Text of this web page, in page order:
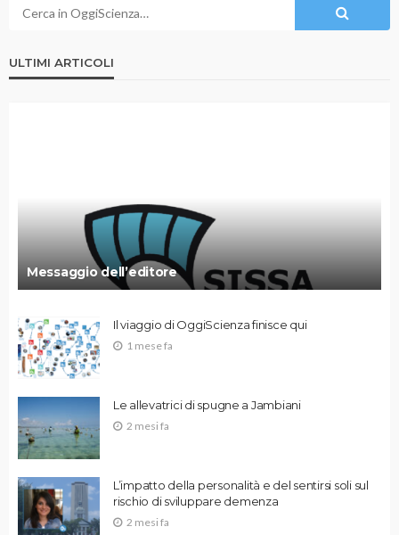
ULTIMI ARTICOLI
Messaggio dell’editore
Il viaggio di OggiScienza finisce qui
1 mese fa
Le allevatrici di spugne a Jambiani
2 mesi fa
L’impatto della personalità e del sentirsi soli sul
rischio di sviluppare demenza
2 mesi fa